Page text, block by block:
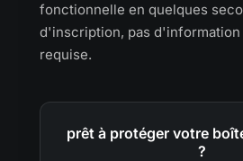
fonctionnelle en quelques
d'inscription, pas
requise.
prêt à protéger votre
?